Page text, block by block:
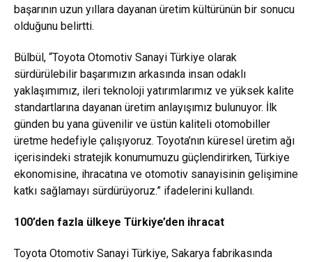
başarının uzun yıllara dayanan üretim kültürünün bir sonucu
olduğunu belirtti.
Bülbül, “Toyota Otomotiv Sanayi Türkiye olarak
sürdürülebilir başarımızın arkasında insan odaklı
yaklaşımımız, ileri teknoloji yatırımlarımız ve yüksek kalite
standartlarına dayanan üretim anlayışımız bulunuyor. İlk
günden bu yana güvenilir ve üstün kaliteli otomobiller
üretme hedefiyle çalışıyoruz. Toyota’nın küresel üretim ağı
içerisindeki stratejik konumumuzu güçlendirirken, Türkiye
ekonomisine, ihracatına ve otomotiv sanayisinin gelişimine
katkı sağlamayı sürdürüyoruz.” ifadelerini kullandı.
100’den fazla ülkeye Türkiye’den ihracat
Toyota Otomotiv Sanayi Türkiye, Sakarya fabrikasında